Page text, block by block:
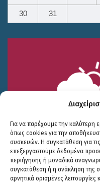
Για να παρέχουμε την καλύτερη
όπως cookies για την
συσκευών. Η συγκατάθεση για
επεξεργαστούμε δεδομένα
περιήγησης ή μοναδικά
συγκατάθεση ή η ανάκληση της
αρνητικά ορισμένες λειτουργίες
30 31
25/7
15.73 oC